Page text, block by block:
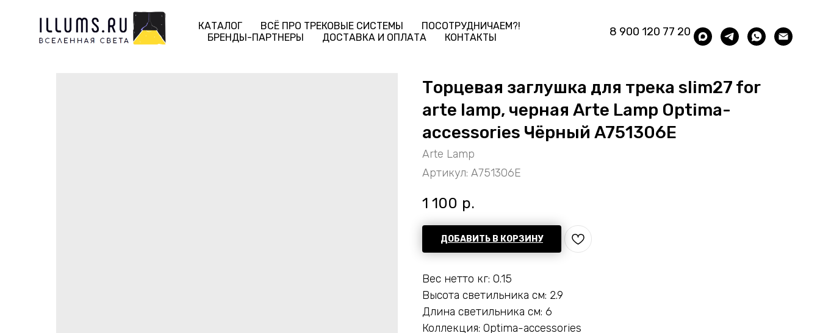
КАТАЛОГ ВСЁ ПРО ТРЕКОВЫЕ СИСТЕМЫ
ПОСОТРУДНИЧАЕМ?!
БРЕНДЫ-ПАРТНЕРЫ
ДОСТАВКА И ОПЛАТА КОНТАКТЫ 8 900 120 77 20
Торцевая заглушка для трека slim27 for
arte lamp, черная Arte Lamp Optima-
accessories Чёрный A751306E
Arte Lamp
Артикул: A751306E
1 100 р.
ДОБАВИТЬ В КОРЗИНУ
Вес нетто кг: 0.15
Высота светильника см: 2.9
Длина светильника см: 6
Коллекция: Optima-accessories